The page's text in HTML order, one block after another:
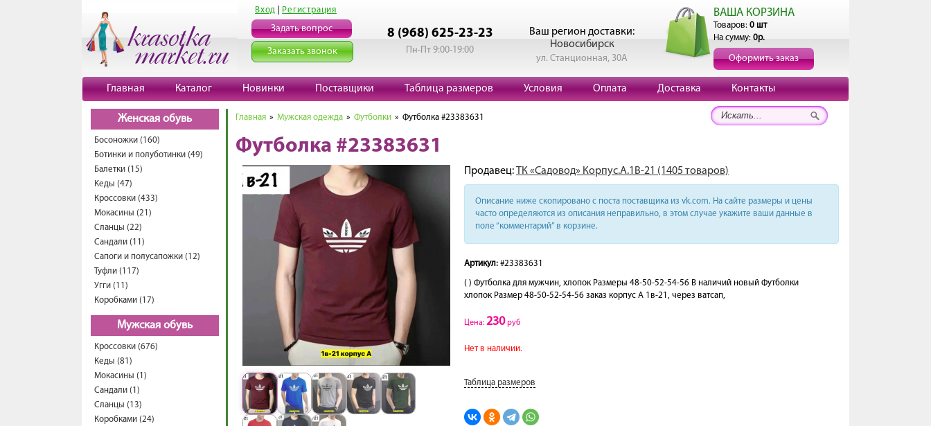
Вход Регистрация
Задать вопрос
Заказать звонок
8 (968) 625-23-23
Пн-Пт 9:00-19:00
Ваш регион доставки:
Новосибирск
ул. Станционная, 30А
ВАША КОРЗИНА
Товаров: 0 шт
На сумму: 0р.
Оформить заказ
Главная Каталог Новинки Поставщики Таблица размеров Условия Оплата Доставка Контакты
Женская обувь
Босоножки (160)
Ботинки и полуботинки (49)
Балетки (15)
Кеды (47)
Кроссовки (433)
Мокасины (21)
Сланцы (22)
Сандали (11)
Сапоги и полусапожки (12)
Туфли (117)
Угги (11)
Коробками (17)
Мужская обувь
Кроссовки (676)
Кеды (81)
Мокасины (1)
Сандали (1)
Сланцы (13)
Коробками (24)
Главная » Мужская одежда » Футболки » Футболка #23383631
Футболка #23383631
Продавец:ТК «Садовод» Корпус.А.1В-21 (1405 товаров)
Описание ниже скопировано с поста поставщика из vk.com. На сайте размеры и цены
часто определяются из описания неправильно, в этом случае укажите ваши данные в
поле “комментарий” в корзине.
Артикул: #23383631
( ) Футболка для мужчин, хлопок Размеры 48-50-52-54-56 В наличий новый Футболки
хлопок Размер 48-50-52-54-56 заказ корпус А 1в-21, через ватсап,
Цена: 230руб
Нет в наличии.
Таблица размеров